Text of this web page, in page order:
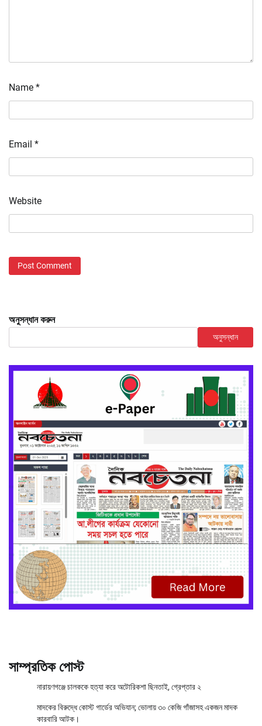
Name *
Email *
Website
অনুসন্ধান করুন
অনুসন্ধান
সাম্প্রতিক পোস্ট
নারায়ণগঞ্জে চালককে হত্যা করে অটোরিকশা ছিনতাই, গ্রেপ্তার ২
মাদকের বিরুদ্ধে কোস্ট গার্ডের অভিযান; ভোলায় ৩০ কেজি গাঁজাসহ একজন মাদক
কারবারি আটক।